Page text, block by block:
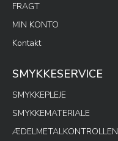
FRAGT
MIN KONTO
Kontakt
SMYKKESERVICE
SMYKKEPLEJE
SMYKKEMATERIALE
ÆDELMETALKONTROLLEN